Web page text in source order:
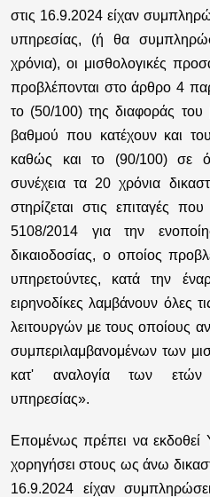
στις 16.9.2024 είχαν
υπηρεσίας, (ή θα
χρόνια), οι μισθολογικές
προβλέπονται στο άρθρο 4
το (50/100) της διαφοράς του
βαθμού που κατέχουν και
καθώς και το (90/100) σε
συνέχεια τα 20 χρόνια
στηρίζεται στις επιταγές
5108/2014 για την
δικαιοδοσίας, ο οποίος
υπηρετούντες, κατά την
ειρηνοδίκες λαμβάνουν όλες
λειτουργών με τους οποίους
συμπεριλαμβανομένων των
κατ' αναλογία των ετών
υπηρεσίας».
Επομένως πρέπει να
χορηγήσει στους ως άνω
16.9.2024 είχαν